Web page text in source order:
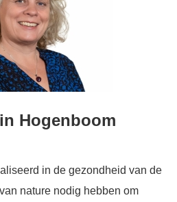
Hogenboom
in de gezondheid van de
nature nodig hebben om